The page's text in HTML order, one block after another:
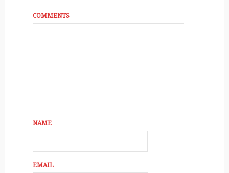
COMMENTS
NAME
EMAIL